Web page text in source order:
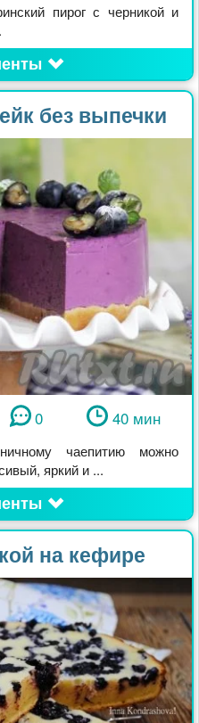
пирог с черникой и
без выпечки
0 40 мин
чаепитию можно
яркий и ...
на кефире